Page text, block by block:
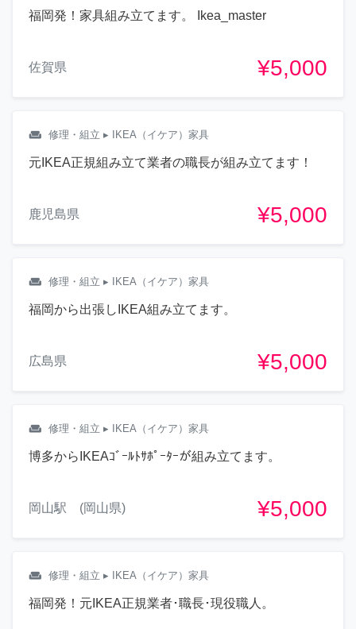
福岡発！家具組み立てます。 Ikea_master
佐賀県 ¥5,000
weekend 修理・組立 ▸ IKEA（イケア）家具
元IKEA正規組み立て業者の職長が組み立てます！
鹿児島県 ¥5,000
weekend 修理・組立 ▸ IKEA（イケア）家具
福岡から出張しIKEA組み立てます。
広島県 ¥5,000
weekend 修理・組立 ▸ IKEA（イケア）家具
博多からIKEAｺﾞｰﾙﾄｻﾎﾟｰﾀｰが組み立てます。
岡山駅 (岡山県) ¥5,000
weekend 修理・組立 ▸ IKEA（イケア）家具
福岡発！元IKEA正規業者･職長･現役職人。